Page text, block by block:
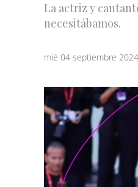
La actriz y
necesitábamos.
mié 04 septiembre